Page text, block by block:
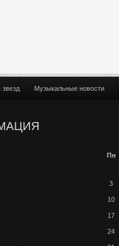
Музыкальные новости
Пн
3
10
17
24